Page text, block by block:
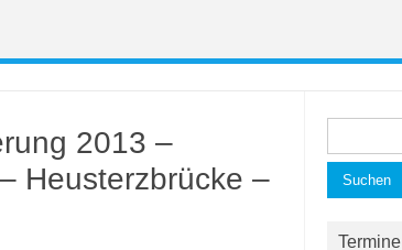
2013 –
Heusterzbrücke –
nach:
Termine